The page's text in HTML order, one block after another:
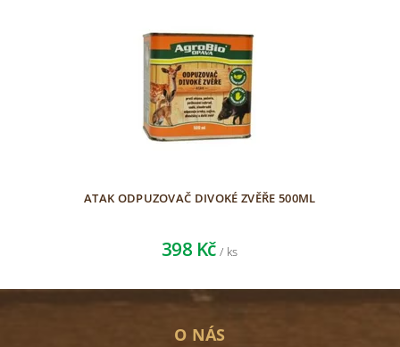
ATAK ODPUZOVAČ DIVOKÉ ZVĚŘE 500ML
398 Kč / ks
O NÁS